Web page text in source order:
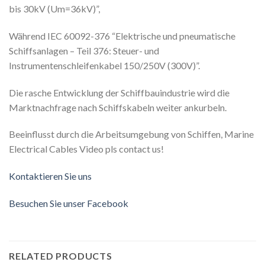
bis 30kV (Um=36kV)”,
Während IEC 60092-376 “Elektrische und pneumatische
Schiffsanlagen – Teil 376: Steuer- und
Instrumentenschleifenkabel 150/250V (300V)”.
Die rasche Entwicklung der Schiffbauindustrie wird die
Marktnachfrage nach Schiffskabeln weiter ankurbeln.
Beeinflusst durch die Arbeitsumgebung von Schiffen, Marine
Electrical Cables Video pls contact us!
Kontaktieren Sie uns
Besuchen Sie unser Facebook
RELATED PRODUCTS